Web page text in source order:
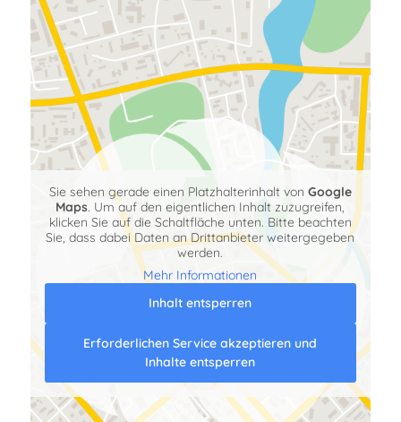
Sie sehen gerade einen Platzhalterinhalt von Google
Maps. Um auf den eigentlichen Inhalt zuzugreifen,
klicken Sie auf die Schaltfläche unten. Bitte beachten
Sie, dass dabei Daten an Drittanbieter weitergegeben
werden.
Mehr Informationen
Inhalt entsperren
Erforderlichen Service akzeptieren und
Inhalte entsperren